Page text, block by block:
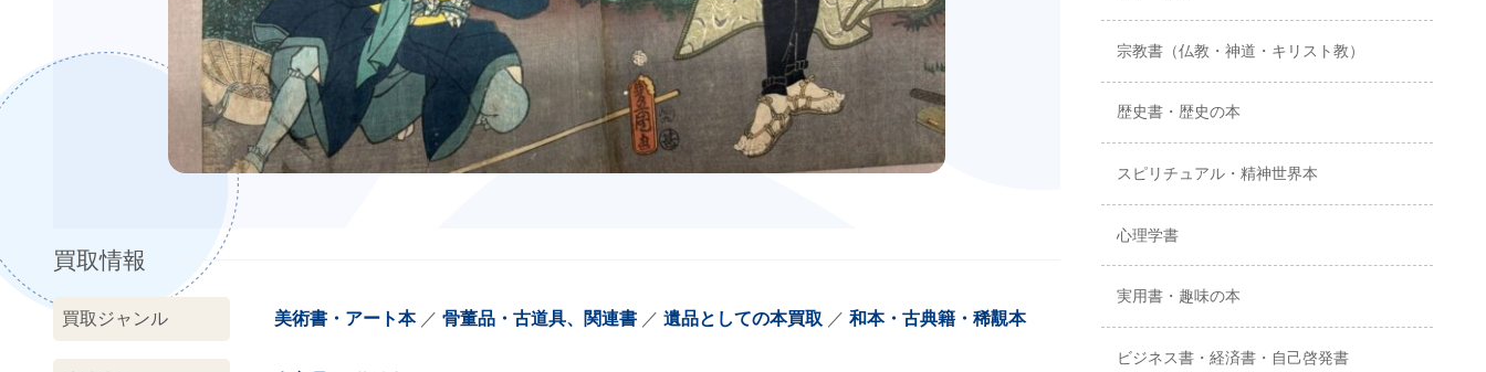
買取情報
買取ジャンル 美術書・アート本 骨董品・古道具、関連書 遺品としての本買取 和本・古典籍・稀覯本
宗教書（仏教・神道・キリスト教）
歴史書・歴史の本
スピリチュアル・精神世界本
心理学書
実用書・趣味の本
ビジネス書・経済書・自己啓発書